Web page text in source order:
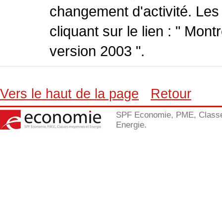
changement d'activité.
cliquant sur le lien : "
version 2003 ".
Vers le haut de la page Retour
SPF Economie, PME,
Energie.